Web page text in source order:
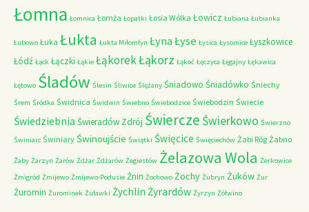
Łomna Łomnica Łomża Łopatki Łosia Wólka Łowicz Łubiana Łubianka
Łubowo Łuka Łukta Łukta Miłomłyn ŁynaŁyse Łysica Łysomice Łyszkowice
Łódź Łąck Łączki Łąkie ŁąkorekŁąkorz Łąkoć Łęczyca Łęgajny Łękawica
Łętowo Śladów Ślesin Śliwice Ślężany Śniadowo Śniadówko Śniechy
Śrem Śródka Świdnica Świdwin Świebno Świebodzice Świebodzin Świecie
Świedziebnia Świeradów Zdrój Świercze Świerkowo Świerzno
Świniarc Świniary Świnoujście Świątki Święcice Święciechów Żabi Róg Żabno
Żaby Żarzyn Żarów Żdżar Żdżarów Żegiestów Żelazowa Wola Żerkowice
Żmigród Żmijewo Żmijewo-Podusie Żnin Żochowo Żochy Żubryn Żuków Żur
Żuromin Żurominek Żuławki Żychlin Żyrardów Żyrzyn Żółwino